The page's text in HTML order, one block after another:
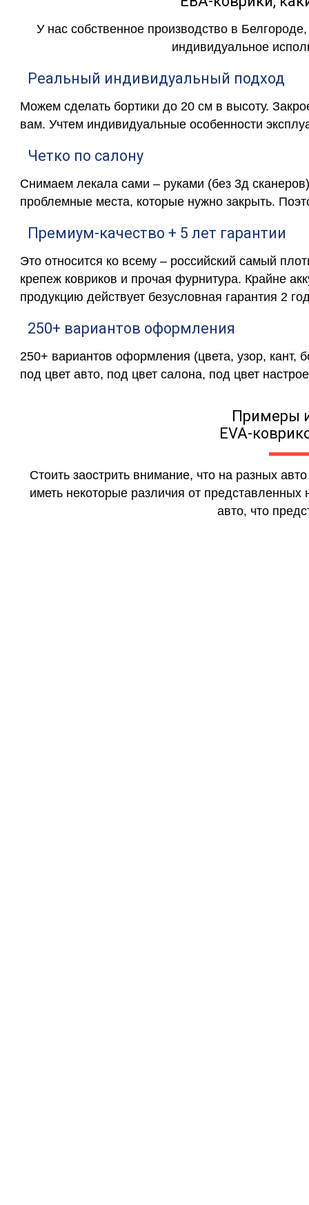
У нас собственное производство в
индивидуальное
Реальный индивидуальный подход
Можем сделать бортики до 20 см в высоту.
вам. Учтем индивидуальные особенности
Четко по салону
Снимаем лекала сами – руками (без 3д
проблемные места, которые нужно закрыть.
Премиум-качество + 5 лет гарантии
Это относится ко всему – российский самый
крепеж ковриков и прочая фурнитура. Крайне
продукцию действует безусловная гарантия 2
250+ вариантов оформления
250+ вариантов оформления (цвета, узор, кант,
под цвет авто, под цвет салона, под цвет
Примеры
EVA-
Стоить заострить внимание, что на разных
иметь некоторые различия от
авто, что